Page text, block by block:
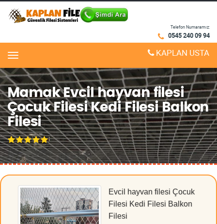
Telefon Numaramız:
0545 240 09 94
Menu KAPLAN USTA
Mamak Evcil hayvan filesi
Çocuk Filesi Kedi Filesi Balkon
Filesi
Evcil hayvan filesi Çocuk
Filesi Kedi Filesi Balkon
Filesi